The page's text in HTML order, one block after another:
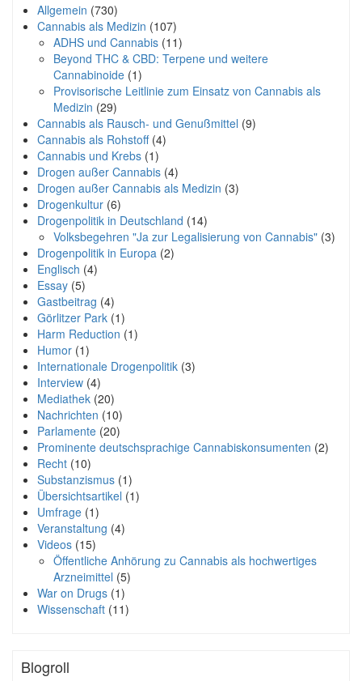
Allgemein (730)
Cannabis als Medizin (107)
ADHS und Cannabis (11)
Beyond THC & CBD: Terpene und weitere
Cannabinoide (1)
Provisorische Leitlinie zum Einsatz von Cannabis als
Medizin (29)
Cannabis als Rausch- und Genußmittel (9)
Cannabis als Rohstoff(4)
Cannabis und Krebs (1)
Drogen außer Cannabis (4)
Drogen außer Cannabis als Medizin (3)
Drogenkultur (6)
Drogenpolitik in Deutschland (14)
Volksbegehren "Ja zur Legalisierung von Cannabis" (3)
Drogenpolitik in Europa (2)
Englisch (4)
Essay (5)
Gastbeitrag (4)
Görlitzer Park (1)
Harm Reduction (1)
Humor (1)
Internationale Drogenpolitik (3)
Interview (4)
Mediathek (20)
Nachrichten (10)
Parlamente (20)
Prominente deutschsprachige Cannabiskonsumenten (2)
Recht (10)
Substanzismus (1)
Übersichtsartikel (1)
Umfrage (1)
Veranstaltung (4)
Videos (15)
Öffentliche Anhörung zu Cannabis als hochwertiges
Arzneimittel (5)
War on Drugs (1)
Wissenschaft (11)
Blogroll